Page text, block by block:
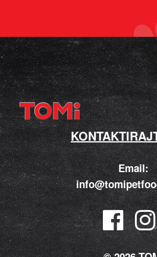
Email: